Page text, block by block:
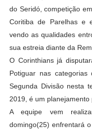
do Seridó, competição
Coritiba de Parelhas e
vendo as qualidades
sua estreia diante da
O Corinthians já
Potiguar nas
Segunda Divisão nesta
2019, é um
A equipe vem
domingo(25) enfrentará